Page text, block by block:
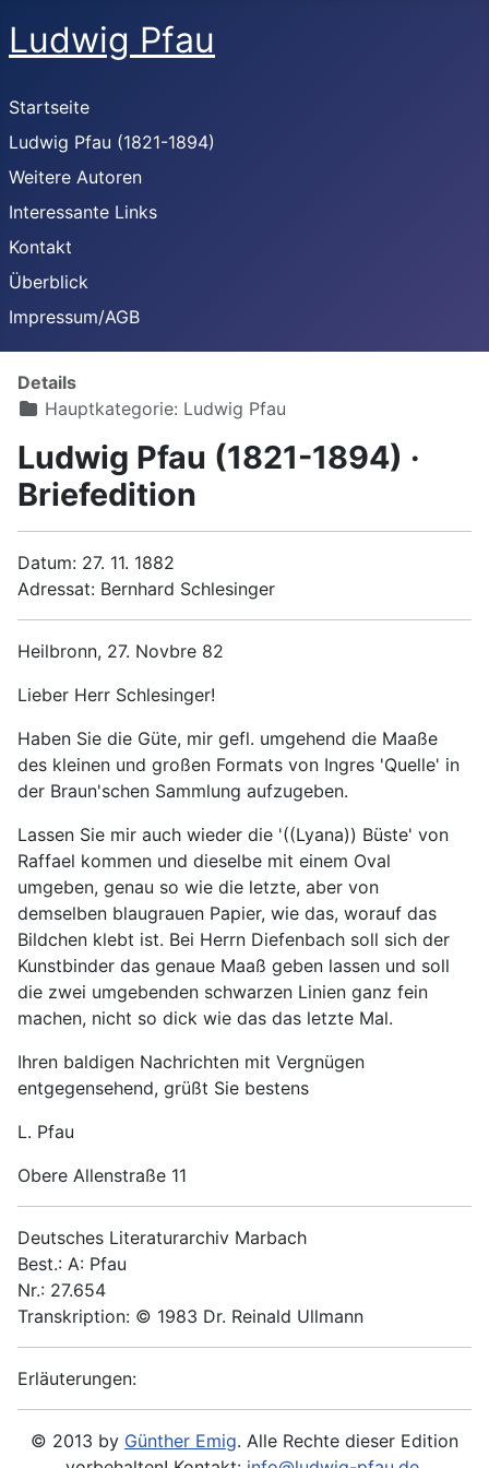
Ludwig Pfau
Startseite
Ludwig Pfau (1821-1894)
Weitere Autoren
Interessante Links
Kontakt
Überblick
Impressum/AGB
Details
Hauptkategorie: Ludwig Pfau
Ludwig Pfau (1821-1894) ·
Briefedition
Datum: 27. 11. 1882
Adressat: Bernhard Schlesinger
Heilbronn, 27. Novbre 82
Lieber Herr Schlesinger!
Haben Sie die Güte, mir gefl. umgehend die Maaße
des kleinen und großen Formats von Ingres 'Quelle' in
der Braun'schen Sammlung aufzugeben.
Lassen Sie mir auch wieder die '((Lyana)) Büste' von
Raffael kommen und dieselbe mit einem Oval
umgeben, genau so wie die letzte, aber von
demselben blaugrauen Papier, wie das, worauf das
Bildchen klebt ist. Bei Herrn Diefenbach soll sich der
Kunstbinder das genaue Maaß geben lassen und soll
die zwei umgebenden schwarzen Linien ganz fein
machen, nicht so dick wie das das letzte Mal.
Ihren baldigen Nachrichten mit Vergnügen
entgegensehend, grüßt Sie bestens
L. Pfau
Obere Allenstraße 11
Deutsches Literaturarchiv Marbach
Best.: A: Pfau
Nr.: 27.654
Transkription: © 1983 Dr. Reinald Ullmann
Erläuterungen:
© 2013 by Günther Emig. Alle Rechte dieser Edition